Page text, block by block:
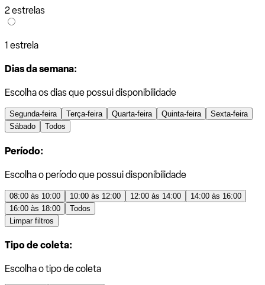
2 estrelas
1 estrela
Dias da semana:
Escolha os dias que possui disponibilidade
Segunda-feira Terça-feira Quarta-feira Quinta-feira
Sexta-feira
Sábado
Todos
Período:
Escolha o período que possui disponibilidade
08:00 às 10:00 10:00 às 12:00 12:00 às 14:00
14:00 às 16:00
16:00 às 18:00
Todos
Limpar filtros
Tipo de coleta:
Escolha o tipo de coleta